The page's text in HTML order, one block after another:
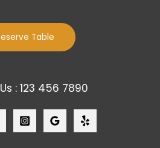
Table
: 123 456 7890